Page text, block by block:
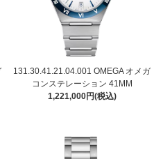
131.30.41.21.04.001 OMEGA オメガ
コンステレーション 41MM
1,221,000円(税込)